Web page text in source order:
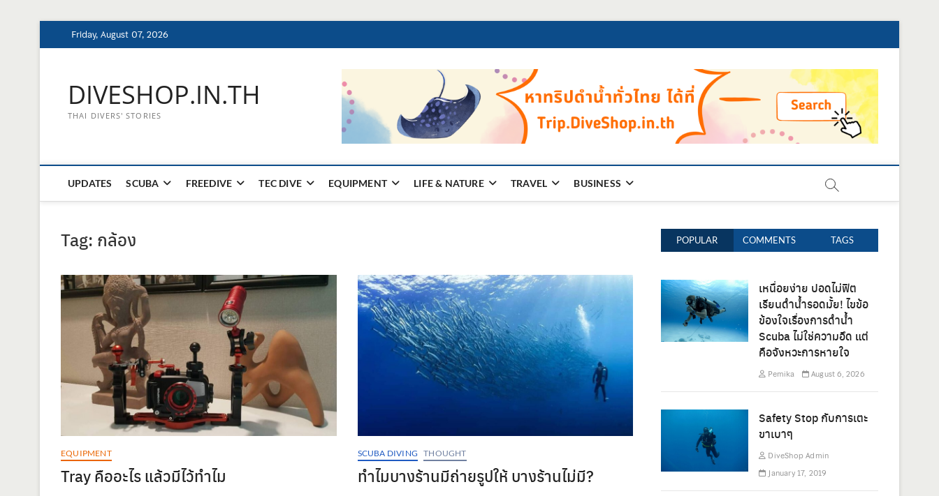
to
Friday, August 07, 2026
DIVESHOP.IN.TH
THAI DIVERS' STORIES
UPDATES SCUBA FREEDIVE TEC DIVE EQUIPMENT LIFE & NATURE TRAVEL BUSINESS
Tag: กล้อง
EQUIPMENT
Tray คืออะไร แล้วมีไว้ทำไม
SCUBA DIVING THOUGHT
ทำไมบางร้านมีถ่ายรูปให้ บางร้านไม่มี?
POPULAR COMMENTS TAGS
เหนื่อยง่าย ปอดไม่ฟิต
เรียนดำน้ำรอดมั้ย! ไขข้อ
ข้องใจเรื่องการดำน้ำ
Scuba ไม่ใช่ความอึด แต่
คือจังหวะการหายใจ
Pemika August 6, 2026
Safety Stop กับการเตะ
ขาเบาๆ
DiveShop Admin
January 17, 2019